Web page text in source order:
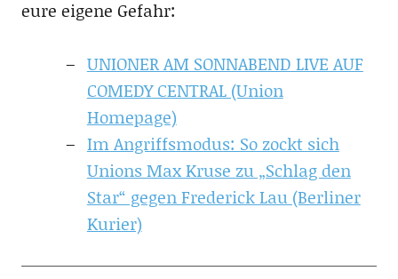
eure eigene Gefahr:
UNIONER AM SONNABEND LIVE AUF
COMEDY CENTRAL (Union
Homepage)
Im Angriffsmodus: So zockt sich
Unions Max Kruse zu „Schlag den
Star“ gegen Frederick Lau (Berliner
Kurier)